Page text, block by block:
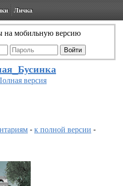
Личка
на мобильную версию
версия
-к полной версии -